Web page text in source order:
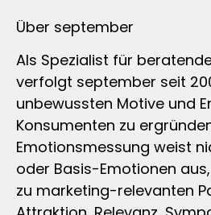
Über september
Als Spezialist für
verfolgt september seit
unbewussten Motive und
Konsumenten zu
Emotionsmessung weist
oder Basis-Emotionen
zu marketing-relevanten